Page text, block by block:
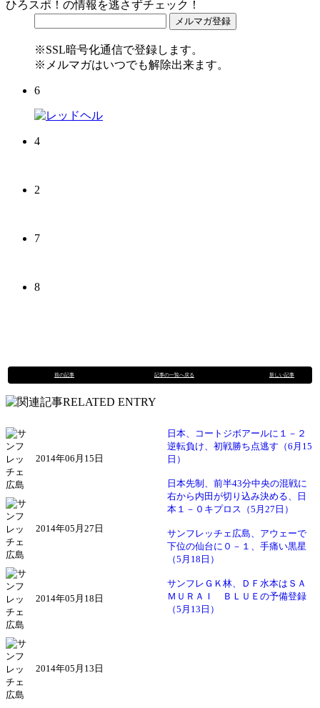
ひろスポ！の情報を逃さずチェック！
※SSL暗号化通信で登録します。
※メルマガはいつでも解除出来ます。
6
4
2
7
8
前の記事 記事の一覧へ戻る 新しい記事
2014年06月15日
日本、コートジボアールに１－２
逆転負け、初戦勝ち点逃す（6月15
日）
2014年05月27日
日本先制、前半43分中央の混戦に
右から内田が切り込み決める、日
本１－０キプロス（5月27日）
2014年05月18日
サンフレッチェ広島、アウェーで
下位の仙台に０－１、手痛い黒星
（5月18日）
2014年05月13日
サンフレＧＫ林、ＤＦ水本はＳＡ
ＭＵＲＡＩ ＢＬＵＥの予備登録
（5月13日）